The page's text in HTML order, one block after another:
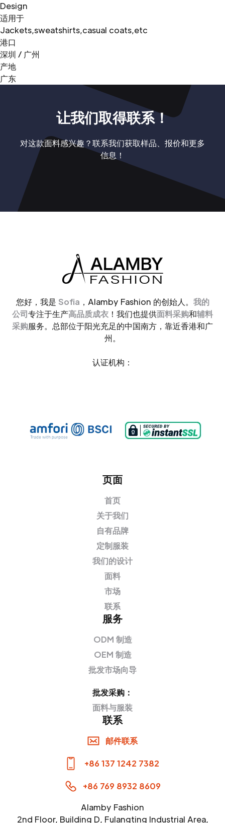
Design
适用于
Jackets,sweatshirts,casual coats,etc
港口
深圳 / 广州
产地
广东
让我们取得联系！
对这款面料感兴趣？联系我们获取样品、报价和更多
信息！
您好，我是 Sofia ，Alamby Fashion 的创始人。 我的
公司专注于生产高品质成衣 ！我们也提供面料采购和辅料
采购服务。总部位于阳光充足的中国南方，靠近香港和广
州。
认证机构：
页面
首页
关于我们
自有品牌
定制服装
我们的设计
面料
市场
联系
服务
ODM 制造
OEM 制造
批发市场向导
批发采购：
面料与服装
联系
邮件联系
+86 137 1242 7382
+86 769 8932 8609
Alamby Fashion
2nd Floor, Building D, Fulangting Industrial Area,